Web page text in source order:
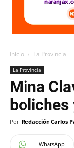
Inicio La Provincia
La Provincia
Mina
boliches
Por Redacción Carlos
WhatsApp